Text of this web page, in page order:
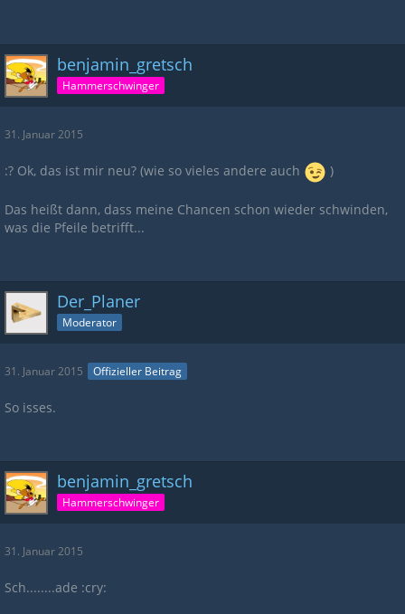
benjamin_gretsch
Hammerschwinger
31. Januar 2015
:? Ok, das ist mir neu? (wie so vieles andere auch )
Das heißt dann, dass meine Chancen schon wieder schwinden,
was die Pfeile betrifft...
Der_Planer
Moderator
31. Januar 2015 Offizieller Beitrag
So isses.
benjamin_gretsch
Hammerschwinger
31. Januar 2015
Sch........ade :cry: